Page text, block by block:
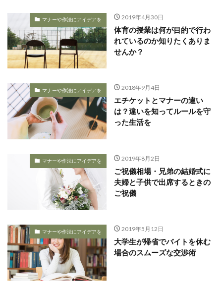
マナーや作法にアイデアを 2019年4月30日
体育の授業は何が目的で行わ
れているのか知りたくありま
せんか？
マナーや作法にアイデアを 2018年9月4日
エチケットとマナーの違い
は？違いを知ってルールを守
った生活を
マナーや作法にアイデアを 2019年8月2日
ご祝儀相場・兄弟の結婚式に
夫婦と子供で出席するときの
ご祝儀
マナーや作法にアイデアを 2019年5月12日
大学生が帰省でバイトを休む
場合のスムーズな交渉術